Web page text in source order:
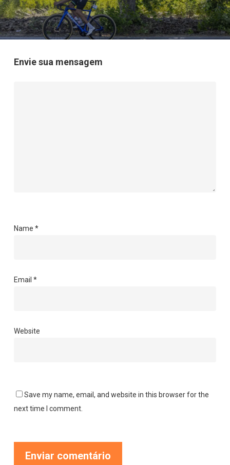
Envie sua mensagem
Name *
Email *
Website
Save my name, email, and website in this browser for the
next time I comment.